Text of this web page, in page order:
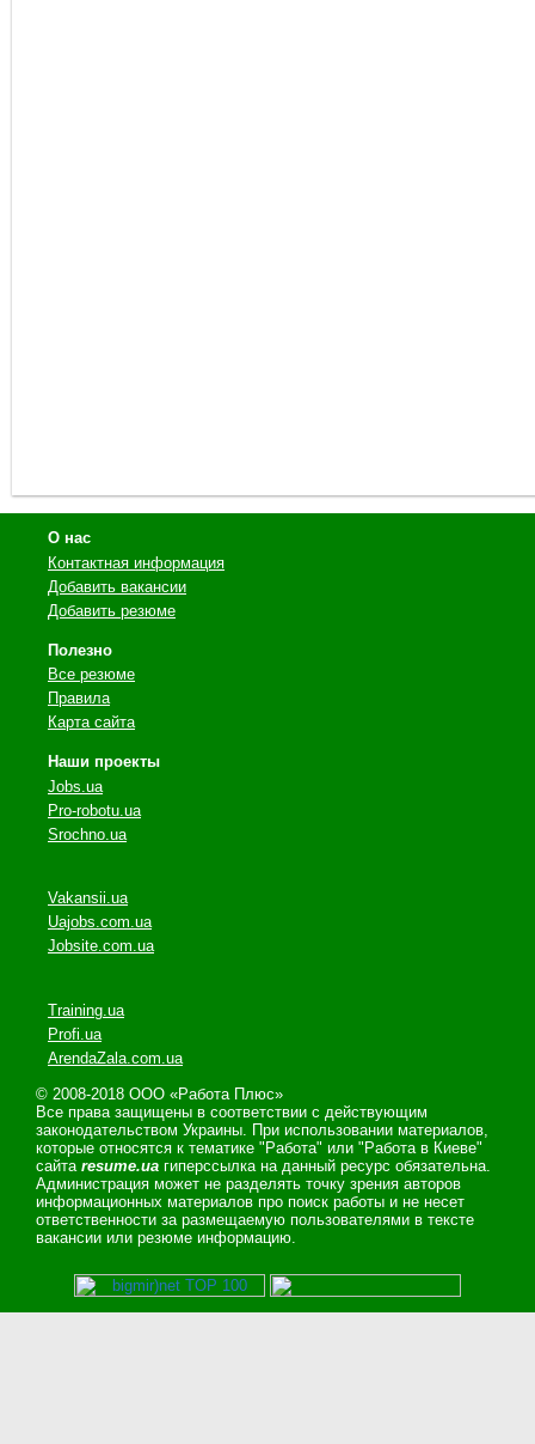
О нас
Контактная информация
Добавить вакансии
Добавить резюме
Полезно
Все резюме
Правила
Карта сайта
Наши проекты
Jobs.ua
Pro-robotu.ua
Srochno.ua
Vakansii.ua
Uajobs.com.ua
Jobsite.com.ua
Training.ua
Profi.ua
ArendaZala.com.ua
© 2008-2018 ООО «Работа Плюс»
Все права защищены в соответствии с действующим
законодательством Украины. При использовании материалов,
которые относятся к тематике "Работа" или "Работа в Киеве"
сайта resume.ua гиперссылка на данный ресурс обязательна.
Администрация может не разделять точку зрения авторов
информационных материалов про поиск работы и не несет
ответственности за размещаемую пользователями в тексте
вакансии или резюме информацию.